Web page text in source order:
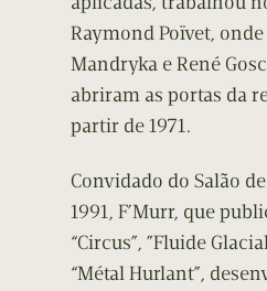
Raymond Poïvet,
Mandryka e René
abriram as portas da
partir de 1971.
Convidado do Salão
1991, F’Murr, que
“Circus”, ”Fluide
“Métal Hurlant”,